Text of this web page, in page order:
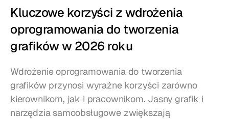
Kluczowe korzyści z wdrożenia
oprogramowania do tworzenia
grafików w 2026 roku
Wdrożenie oprogramowania do tworzenia
grafików przynosi wyraźne korzyści zarówno
kierownikom, jak i pracownikom. Jasny grafik i
narzędzia samoobsługowe zwiększają